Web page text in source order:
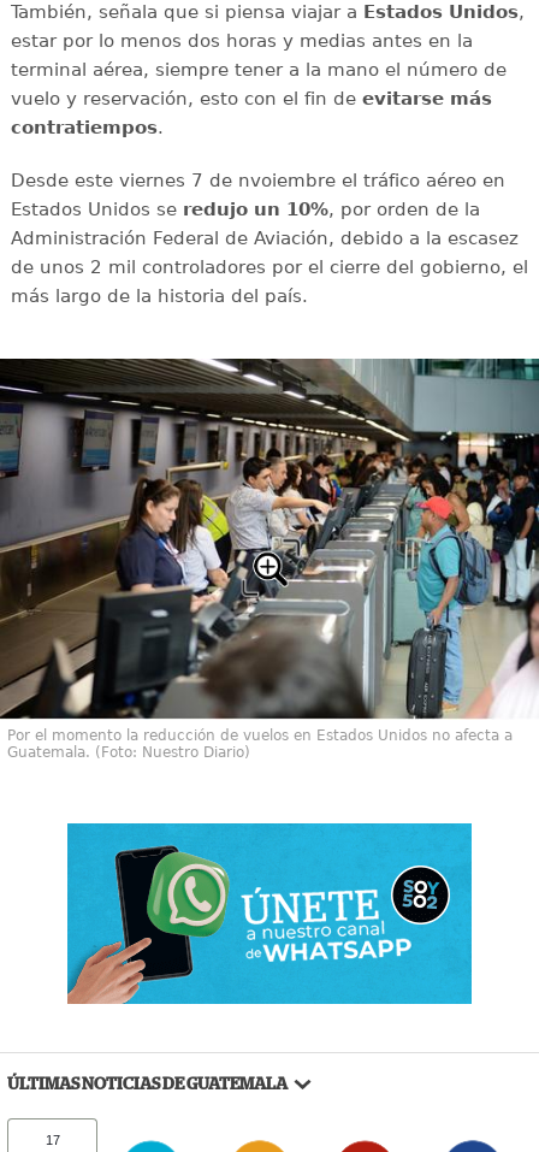
También, señala que si piensa viajar a Estados Unidos,
estar por lo menos dos horas y medias antes en la
terminal aérea, siempre tener a la mano el número de
vuelo y reservación, esto con el fin de evitarse más
contratiempos.
Desde este viernes 7 de nvoiembre el tráfico aéreo en
Estados Unidos se redujo un 10%, por orden de la
Administración Federal de Aviación, debido a la escasez
de unos 2 mil controladores por el cierre del gobierno, el
más largo de la historia del país.
Por el momento la reducción de vuelos en Estados Unidos no afecta a
Guatemala. (Foto: Nuestro Diario)
ÚLTIMAS NOTICIAS DE GUATEMALA
17